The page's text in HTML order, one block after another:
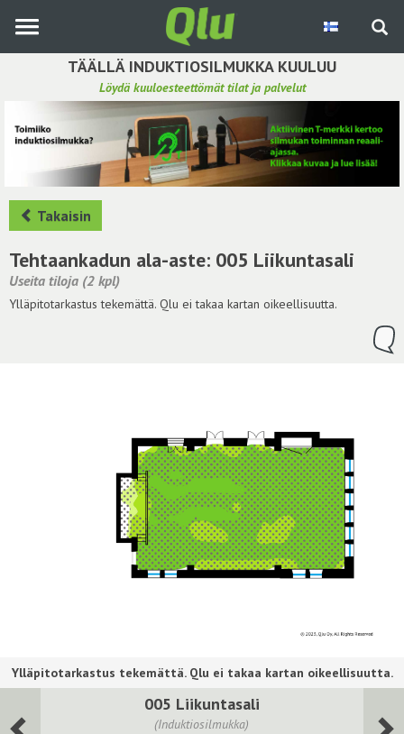
pääsisältöön
TÄÄLLÄ INDUKTIOSILMUKKA KUULUU
Löydä kuuloesteettömät tilat ja palvelut
Etsi induktiosilmukka
Tee ehdotus ja vaikuta kuulemiskokemukseen
Hae ehdotuksia
Käyttöohje
Yhteydenottopyyntö
Takaisin
Tehtaankadun ala-aste: 005 Liikuntasali
Useita tiloja (2 kpl)
Ylläpitotarkastus tekemättä. Qlu ei takaa kartan oikeellisuutta.
005 Liikuntasali
(Induktiosilmukka)